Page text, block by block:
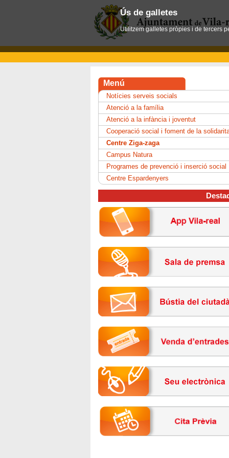
Menú
Notícies serveis socials
Atenció a la família
Atenció a la infància i joventut
Cooperació social i foment de la
Centre Ziga-zaga
Campus Natura
Programes de prevenció i inserció social
Centre Espardenyers
Ús de galletes
Utilitzem galletes pròpies i de tercers